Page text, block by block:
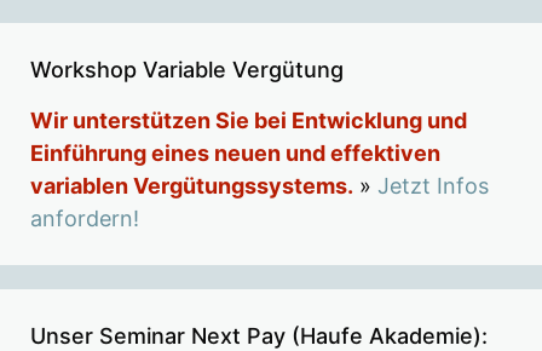
Workshop Variable Vergütung
Wir unterstützen Sie bei Entwicklung und
Einführung eines neuen und effektiven
variablen Vergütungssystems. » Jetzt Infos
anfordern!
Unser Seminar Next Pay (Haufe Akademie):